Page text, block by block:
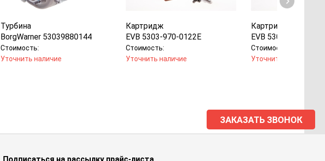
Турбина
BorgWarner 53039880144
Стоимость:
Уточнить наличие
Картридж
EVB 5303-970-0122E
Стоимость:
Уточнить наличие
Картридж
EVB 5303-970-
Стоимость:
Уточнить наличие
ЗАКАЗАТЬ ЗВОНОК